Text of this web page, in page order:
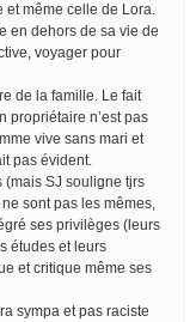
et même celle de Lora.
en dehors de sa vie de
voyager pour
de la famille. Le fait
propriétaire n’est pas
vive sans mari et
pas évident.
(mais SJ souligne tjrs
sont pas les mêmes,
ses privilèges (leurs
études et leurs
et critique même ses
sympa et pas raciste